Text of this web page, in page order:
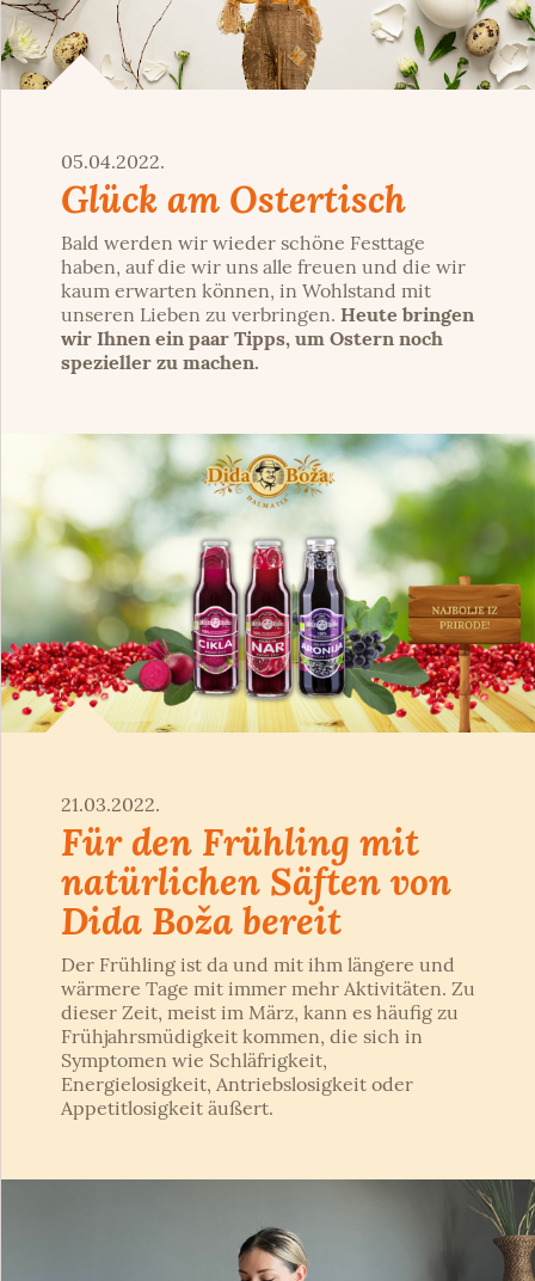
05.04.2022.
Glück am Ostertisch
Bald werden wir wieder schöne Festtage
haben, auf die wir uns alle freuen und die wir
kaum erwarten können, in Wohlstand mit
unseren Lieben zu verbringen. Heute bringen
wir Ihnen ein paar Tipps, um Ostern noch
spezieller zu machen.
21.03.2022.
Für den Frühling mit
natürlichen Säften von
Dida Boža bereit
Der Frühling ist da und mit ihm längere und
wärmere Tage mit immer mehr Aktivitäten. Zu
dieser Zeit, meist im März, kann es häufig zu
Frühjahrsmüdigkeit kommen, die sich in
Symptomen wie Schläfrigkeit,
Energielosigkeit, Antriebslosigkeit oder
Appetitlosigkeit äußert.